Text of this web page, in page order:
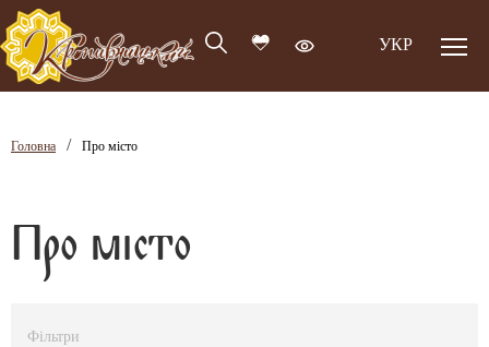
УКР
Головна / Про місто
Про місто
Фільтри